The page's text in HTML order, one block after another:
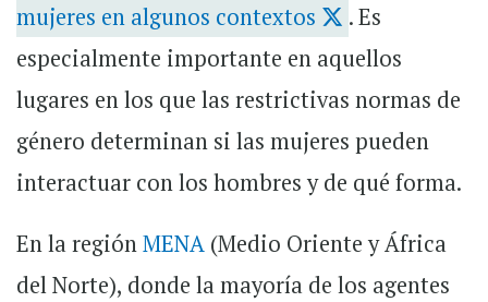
mujeres en algunos contextos
.Es
especialmente importante en aquellos
lugares en los que las restrictivas normas de
género determinan si las mujeres pueden
interactuar con los hombres y de qué forma.
En la regiónMENA (Medio Oriente y África
del Norte), donde la mayoría de los agentes